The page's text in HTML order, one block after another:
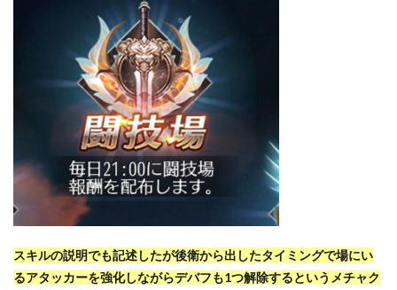
スキルの説明でも記述したが後衛から出したタイミングで場にい
るアタッカーを強化しながらデバフも1つ解除するというメチャク